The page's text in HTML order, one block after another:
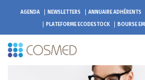
AGENDA NEWSLETTERS ANNUAIRE ADHÉRENTS
PLATEFORME ECODESTOCK BOURSE